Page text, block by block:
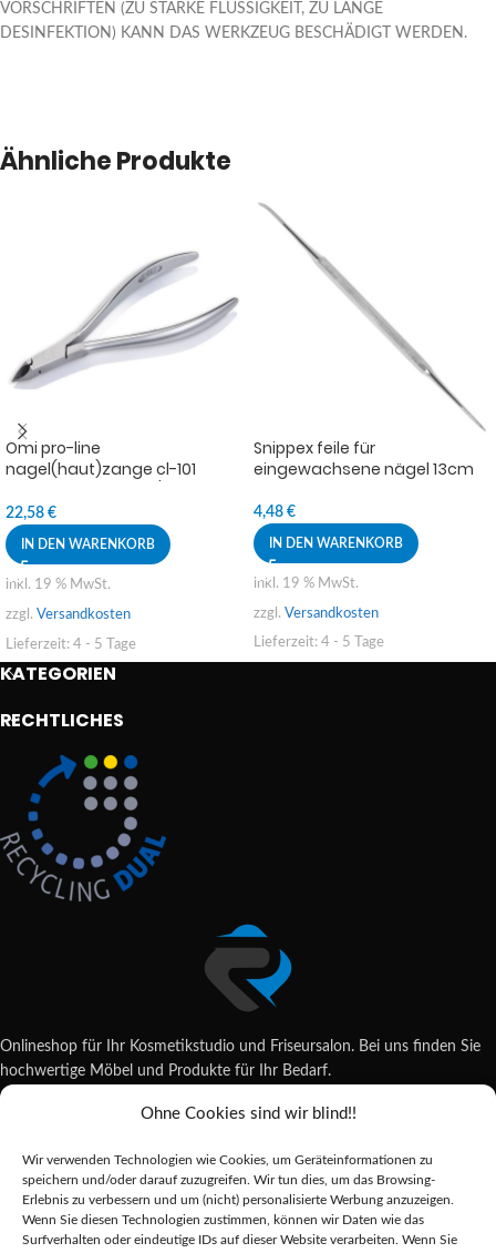
Ohne Cookies sind wir blind!!
Wir verwenden Technologien wie Cookies, um Geräteinformationen zu
speichern und/oder darauf zuzugreifen. Wir tun dies, um das Browsing-
Erlebnis zu verbessern und um (nicht) personalisierte Werbung anzuzeigen.
Wenn Sie diesen Technologien zustimmen, können wir Daten wie das
Surfverhalten oder eindeutige IDs auf dieser Website verarbeiten. Wenn Sie
VORSCHRIFTEN (ZU STARKE FLÜSSIGKEIT, ZU LANGE
DESINFEKTION) KANN DAS WERKZEUG BESCHÄDIGT WERDEN.
Ähnliche Produkte
Omi pro-line
nagel(haut)zange cl-101
joint
22,58 €
IN DEN WARENKORB
inkl. 19 % MwSt.
zzgl. Versandkosten
Lieferzeit: 4 - 5 Tage
Snippex feile für
eingewachsene nägel 13cm
4,48 €
IN DEN WARENKORB
inkl. 19 % MwSt.
zzgl. Versandkosten
Lieferzeit: 4 - 5 Tage
KATEGORIEN
RECHTLICHES
Onlineshop für Ihr Kosmetikstudio und Friseursalon. Bei uns finden Sie
hochwertige Möbel und Produkte für Ihr Bedarf.
Wildsachsener Str. 6, 65207 Wiesbaden
shop@reda-shop.de
REDA SHOP - Hochwertige Studio Ausstattung
2025.